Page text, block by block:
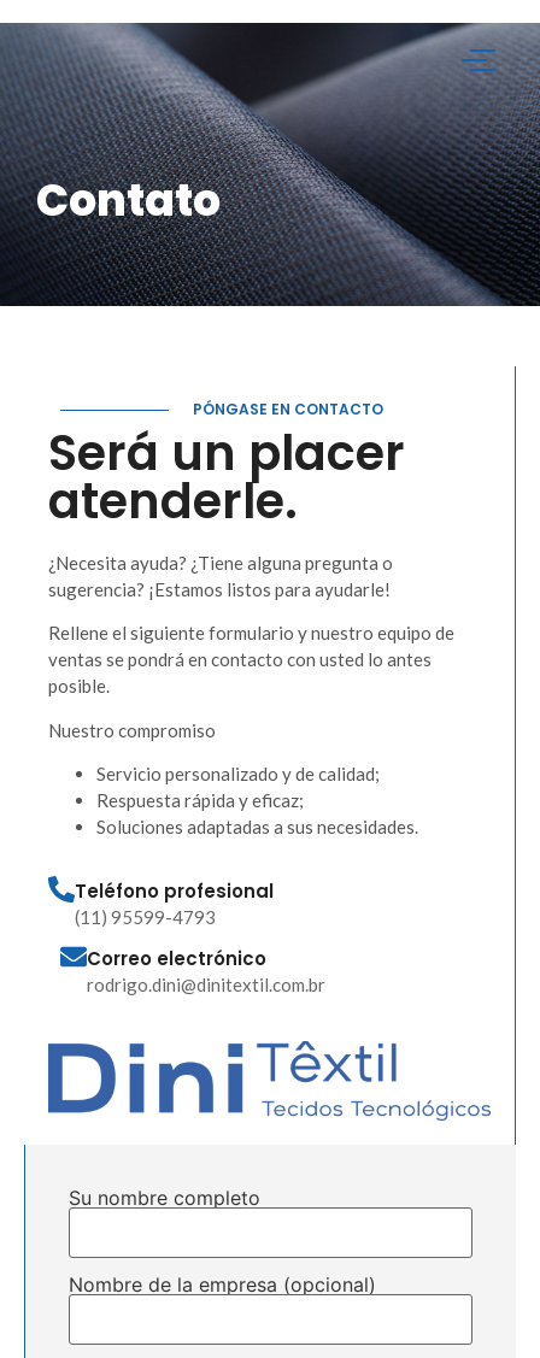
Contato
PÓNGASE EN CONTACTO
Será un placer
atenderle.
¿Necesita ayuda? ¿Tiene alguna pregunta o
sugerencia? ¡Estamos listos para ayudarle!
Rellene el siguiente formulario y nuestro equipo de
ventas se pondrá en contacto con usted lo antes
posible.
Nuestro compromiso
Servicio personalizado y de calidad;
Respuesta rápida y eficaz;
Soluciones adaptadas a sus necesidades.
Teléfono profesional
(11) 95599-4793
Correo electrónico
rodrigo.dini@dinitextil.com.br
Su nombre completo
Nombre de la empresa (opcional)